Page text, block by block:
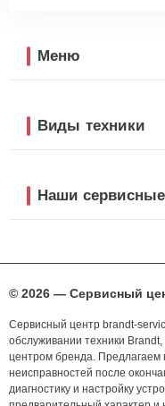
Меню
Виды техники
Наши
© 2026 — Сервисный
Сервисный центр brandt-
обслуживании техники
центром бренда. Предлагаем
неисправностей после
диагностику и настройку